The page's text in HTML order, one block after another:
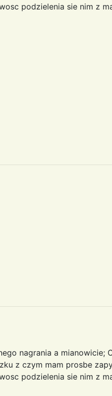
podzielenia sie nim z
nagrania a mianowicie;
z czym mam prosbe
podzielenia sie nim z